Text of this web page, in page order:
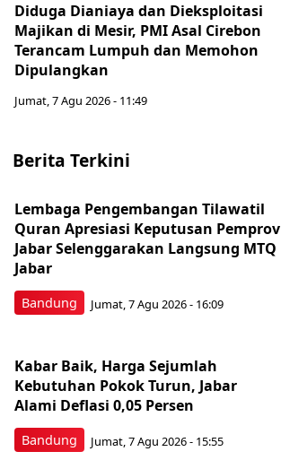
Diduga Dianiaya dan Dieksploitasi
Majikan di Mesir, PMI Asal Cirebon
Terancam Lumpuh dan Memohon
Dipulangkan
Jumat, 7 Agu 2026 - 11:49
Berita Terkini
Bandung
Lembaga Pengembangan Tilawatil
Quran Apresiasi Keputusan Pemprov
Jabar Selenggarakan Langsung MTQ
Jabar
Jumat, 7 Agu 2026 - 16:09
Bandung
Kabar Baik, Harga Sejumlah
Kebutuhan Pokok Turun, Jabar
Alami Deflasi 0,05 Persen
Jumat, 7 Agu 2026 - 15:55